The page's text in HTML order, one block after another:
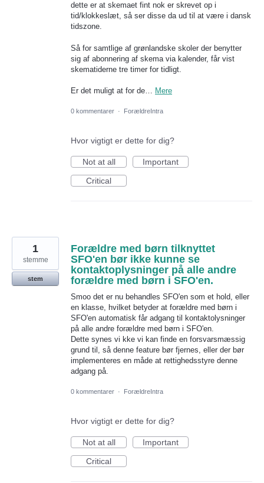
dette er at skemaet fint nok er skrevet op i
tid/klokkeslæt, så ser disse da ud til at være i dansk
tidszone.
Så for samtlige af grønlandske skoler der benytter
sig af abonnering af skema via kalender, får vist
skematiderne tre timer for tidligt.
Er det muligt at for de… Mere
0 kommentarer · ForældreIntra
Hvor vigtigt er dette for dig?
Not at all
Important
Critical
Forældre med børn tilknyttet
SFO'en bør ikke kunne se
kontaktoplysninger på alle andre
forældre med børn i SFO'en.
Smoo det er nu behandles SFO'en som et hold, eller
en klasse, hvilket betyder at forældre med børn i
SFO'en automatisk får adgang til kontaktolysninger
på alle andre forældre med børn i SFO'en.
Dette synes vi kke vi kan finde en forsvarsmæssig
grund til, så denne feature bør fjernes, eller der bør
implementeres en måde at rettighedsstyre denne
adgang på.
1
stemme
stem
0 kommentarer · ForældreIntra
Hvor vigtigt er dette for dig?
Not at all
Important
Critical